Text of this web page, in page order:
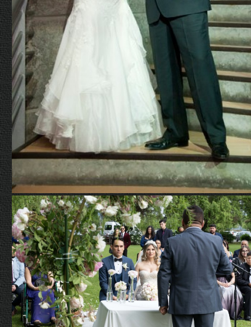
Matrimonios